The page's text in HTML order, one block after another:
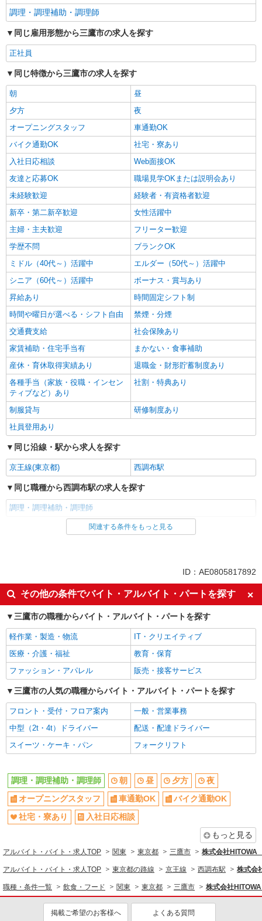
株式会社HITOWA フードサービスカンパニー
福祉施設での調理補助【アルバイト・パート】
時給1,250円以上 ※経験によりスタート時給は
により時給を見直します。 ※アルバイト賞与（寸
志）：あり 年2回。勤続年数により金額UP。
大沢にじの里 （東京都三鷹市大沢1丁目6-3）
アルバイト
株式会社HITOWA フードサービスカンパニー
福祉施設での調理補助【アルバイト・パート】
時給1,230円以上 ※経験によりスタート時給は
変動します。 ※AP評価制度：あり 年1回の評価
により時給を見直します。 ※アルバイト賞与（寸
志）：あり 年2回。勤続年数により金額UP。
大沢にじの里 （東京都三鷹市大沢1丁目6-3）
キープ 詳細を見る
アルバイト パート
株式会社HITOWA フードサービスカンパニー
福祉施設での調理員【アルバイト・パート】
時給1,400円以上 ※経験によりスタート時給は
変動します。 ※AP評価制度：あり 年1回の評価
により時給を見直します。 ※アルバイト賞与（寸
志）：あり 年2回。勤続年数により金額UP。
イリーゼ三鷹深大寺 （東京都三鷹市大沢4丁目
15番6号）
詳細を見る
アルバイト パート
株式会社HITOWA フードサービスカンパニー
福祉施設での調理補助【アルバイト・パート】
時給1,230円 ※経験によりスタート時給は変動
します。 ※AP評価制度：あり 年1回の評価によ
志）：あり 年2回。勤続年数により金額UP。
キープ
株式会社HITOWA フードサービスカンパニー
福祉施設での調理師（エリアチーフ）【正社
員】
月給28万円〜32万円 固定残業時間（トータ
キープ 詳細を見る
正社員
株式会社HITOWA フードサービスカンパニー
福祉施設での調理師【正社員】
月給27万円〜30万円 ※給与は経験や前職給与
に応じて決定します。 賞与年2回
イリーゼ三鷹深大寺 （東京都三鷹市大沢4丁目
15番6号）
キープ 詳細を見る
正社員
福祉施設での栄養士【正社員】
月給27万円〜30万円 ※給与は経験や前職給与
に応じて決定します。 賞与年2回
イリーゼ三鷹深大寺 （東京都三鷹市大沢4丁目
15番6号）
キープ 詳細を見る
株式会社HITOWA フードサービスカンパニー
福祉施設での調理補助【アルバイト・パート】
時給1,280円 ※経験によりスタート時給は変動
調理・調理補助・調理師
同じ雇用形態から三鷹市の求人を探す
正社員
同じ特徴から三鷹市の求人を探す
朝
昼
夕方
夜
オープニングスタッフ
車通勤OK
バイク通勤OK
社宅・寮あり
入社日応相談
Web面接OK
友達と応募OK
職場見学OKまたは説明会あり
未経験歓迎
経験者・有資格者歓迎
新卒・第二新卒歓迎
女性活躍中
主婦・主夫歓迎
フリーター歓迎
学歴不問
ブランクOK
ミドル（40代～）活躍中
エルダー（50代～）活躍中
シニア（60代～）活躍中
ボーナス・賞与あり
昇給あり
時間固定シフト制
時間や曜日が選べる・シフト自由
禁煙・分煙
交通費支給
社会保険あり
家賃補助・住宅手当有
まかない・食事補助
産休・育休取得実績あり
退職金・財形貯蓄制度あり
各種手当（家族・役職・インセン
ティブなど）あり
社割・特典あり
制服貸与
研修制度あり
社員登用あり
同じ沿線・駅から求人を探す
京王線(東京都) 西調布駅
同じ職種から西調布駅の求人を探す
調理・調理補助・調理師
同じ雇用形態から西調布駅の求人を探す
朝
昼
夕方
夜
オープニングスタッフ
車通勤OK
バイク通勤OK
社宅・寮あり
入社日応相談
Web面接OK
友達と応募OK
職場見学OKまたは説明会あり
未経験歓迎
経験者・有資格者歓迎
新卒・第二新卒歓迎
女性活躍中
主婦・主夫歓迎
フリーター歓迎
学歴不問
ブランクOK
シニア（60代～）活躍中
ボーナス・賞与あり
昇給あり
時間固定シフト制
時間や曜日が選べる・シフト自由
禁煙・分煙
交通費支給
社会保険あり
まかない・食事補助
ティブなど）あり
研修制度あり
関連する条件をもっと見る
ID：AE0805817892
その他の条件でバイト・アルバイト・パートを探す
三鷹市の職種からバイト・アルバイト・パートを探す
軽作業・製造・物流
IT・クリエイティブ
医療・介護・福祉
教育・保育
ファッション・アパレル
販売・接客サービス
三鷹市の人気の職種からバイト・アルバイト・パートを探す
フロント・受付・フロア案内
一般・営業事務
中型（2t・4t）ドライバー
配送・配達ドライバー
スイーツ・ケーキ・パン
フォークリフト
調理・調理補助・調理師 朝 昼 夕方
夜
オープニングスタッフ
車通勤OK
バイク通勤OK
社宅・寮あり
入社日応相談
もっと見る
アルバイト・バイト・求人TOP 関東 東京都 三鷹市 株式会社HITOWA
アルバイト・バイト・求人TOP 東京都の路線 京王線 西調布駅 株式会
職種・条件一覧 飲食・フード 関東 東京都 三鷹市 株式会社
掲載ご希望のお客様へ よくある質問